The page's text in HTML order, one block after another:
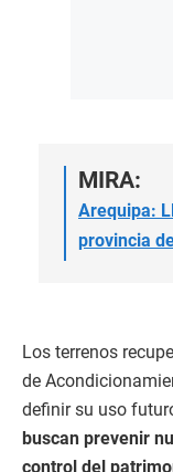
MIRA:
Arequipa:
provincia
Los terrenos
de
definir su uso
buscan prevenir
control del